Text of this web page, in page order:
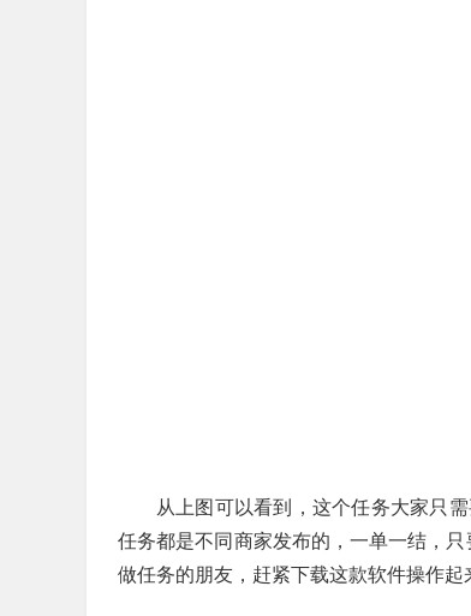
从上图可以看到，这个任务大家只
任务都是不同商家发布的，一单一结，
做任务的朋友，赶紧下载这款软件操作起